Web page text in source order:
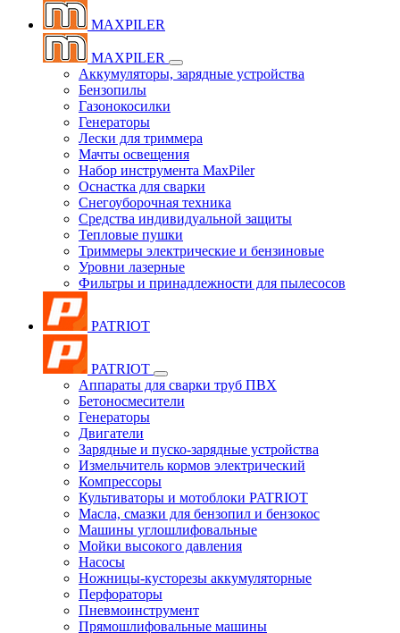
MAXPILER
MAXPILER
Аккумуляторы, зарядные устройства
Бензопилы
Газонокосилки
Генераторы
Лески для триммера
Мачты освещения
Набор инструмента MaxPiler
Оснастка для сварки
Снегоуборочная техника
Средства индивидуальной защиты
Тепловые пушки
Триммеры электрические и бензиновые
Уровни лазерные
Фильтры и принадлежности для пылесосов
PATRIOT
PATRIOT
Аппараты для сварки труб ПВХ
Бетоносмесители
Генераторы
Двигатели
Зарядные и пуско-зарядные устройства
Измельчитель кормов электрический
Компрессоры
Культиваторы и мотоблоки PATRIOT
Масла, смазки для бензопил и бензокос
Машины углошлифовальные
Мойки высокого давления
Насосы
Ножницы-кусторезы аккумуляторные
Перфораторы
Пневмоинструмент
Прямошлифовальные машины